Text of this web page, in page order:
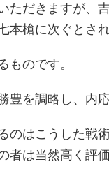
ただきますが、
本槍に次ぐとさ
ものです。
豊を調略し、内
のはこうした戦
者は当然高く評